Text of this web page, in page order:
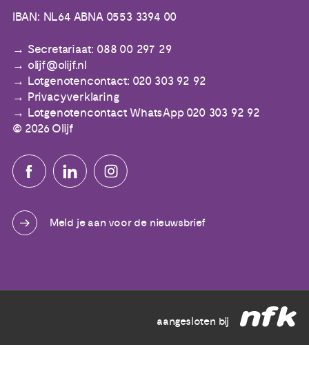
IBAN: NL64 ABNA 0553 3394 00
Secretariaat: 088 00 297 29
olijf@olijf.nl
Lotgenotencontact: 020 303 92 92
Privacyverklaring
Lotgenotencontact WhatsApp 020 303 92 92
© 2026 Olijf
Meld je aan voor de nieuwsbrief
aangesloten bij